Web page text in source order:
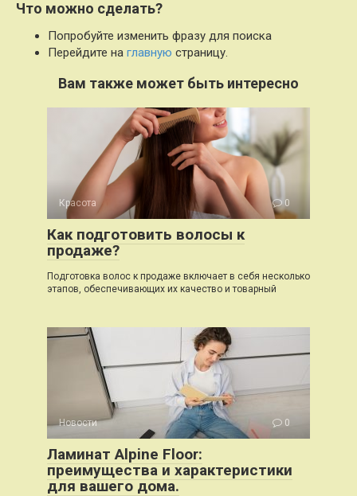
Что можно сделать?
Попробуйте изменить фразу для поиска
Перейдите на главную страницу.
Вам также может быть интересно
Красота 0
Как подготовить волосы к
продаже?
Подготовка волос к продаже включает в себя несколько
этапов, обеспечивающих их качество и товарный
Новости 0
Ламинат Alpine Floor:
преимущества и характеристики
для вашего дома.